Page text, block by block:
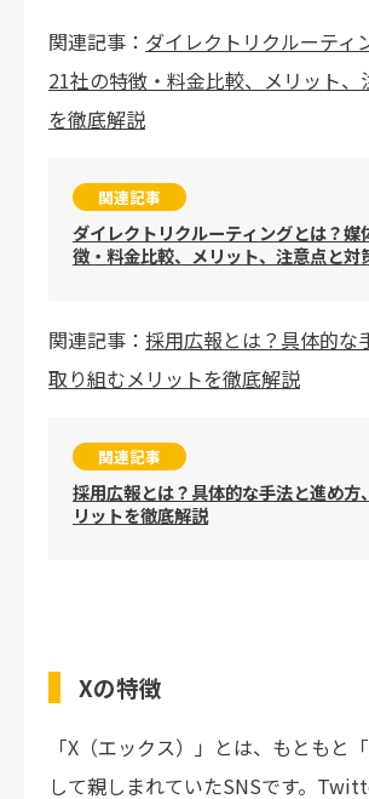
関連記事： ダイレクトリクルーティ
21社の特徴・料金比較、メリット、
を徹底解説
関連記事
ダイレクトリクルーティングとは？媒
徴・料金比較、メリット、注意点と対
関連記事： 採用広報とは？具体的な
取り組むメリットを徹底解説
関連記事
採用広報とは？具体的な手法と進め方
リットを徹底解説
Xの特徴
「X（エックス）」とは、もともと
して親しまれていたSNSです。